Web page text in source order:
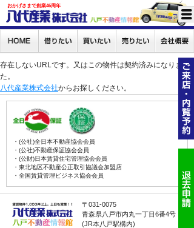
おかげさまで創業46周年
存在しないURLです。又はこの物件は契約済みになりまし
た。
八代産業株式会社からお探しください。
・(公社)全日本不動産協会会員
・(公社)不動産保証協会会員
・(公財)日本賃貸住宅管理協会会員
・東北地区不動産公正取引協議会加盟店
・全国賃貸管理ビジネス協会会員
〒031-0075
青森県八戸市内丸一丁目6番4号
(JR本八戸駅構内)